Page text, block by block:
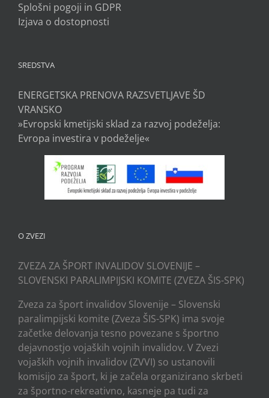
Splošni pogoji in GDPR
Izjava o dostopnosti
SREDSTVA
ENERGETSKA PRENOVA RAZSVETLJAVE ŠD
VRANSKO
»Evropski kmetijski sklad za razvoj podeželja:
Evropa investira v podeželje«
O ZVEZI
ZVEZA ZA ŠPORT INVALIDOV SLOVENIJE –
SLOVENSKI PARALIMPIJSKI KOMITE (ZVEZA ŠIS-SPK)
Zveza za šport invalidov Slovenije – Slovenski
paralimpijski komite (Zveza ŠIS-SPK) ima svoje
začetke delovanja tesno povezane s športno
dejavnostjo vojaških vojnih invalidov. V Zvezi
vojaških vojnih invalidov (ZVVI) so ustanovili
komisijo za šport, ki je začela organizirano skrbeti
za športno-rekreativno, kasneje pa tudi za